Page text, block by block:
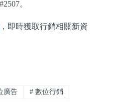
。
，即時獲取行銷相關新資
廣告 # 數位行銷